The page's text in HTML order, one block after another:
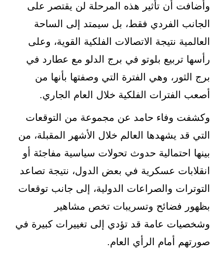
وأضافت أن تأثير هذه المرحلة لن يقتصر على
الجانب الفردي فقط، بل سيمتد إلى الساحة
العالمية نتيجة الاتصالات الفلكية القوية، وعلى
رأسها تربيع بلوتو في برج الدلو مع عطارد في
برج الثور، وهي الفترة التي وصفتها بأنها من
أصعب الفترات الفلكية خلال العام الجاري.
وكشفت وفاء حامد عن مجموعة من التوقعات
التي قد يشهدها العالم خلال الأشهر المقبلة، من
بينها احتمالية حدوث تحولات سياسية مفاجئة أو
انقلابات عسكرية في بعض الدول، نتيجة تصاعد
التوترات والصراعات الدولية، إلى جانب توقعات
بظهور فضائح وتسريبات تخص مشاهير
وشخصيات عامة قد تؤدي إلى تغييرات كبيرة في
صورتهم أمام الرأي العام.